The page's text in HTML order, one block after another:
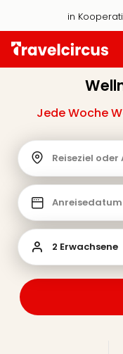
in
Jede Woche
Reiseziel
Anreisedatum
2 Erwachsene